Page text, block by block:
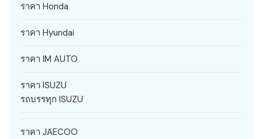
ราคา Honda
ราคา Hyundai
ราคา IM AUTO
ราคา ISUZU
รถบรรทุก ISUZU
ราคา JAECOO